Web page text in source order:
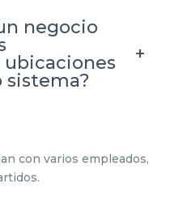
negocio
ubicaciones
sistema?
+
con varios empleados,